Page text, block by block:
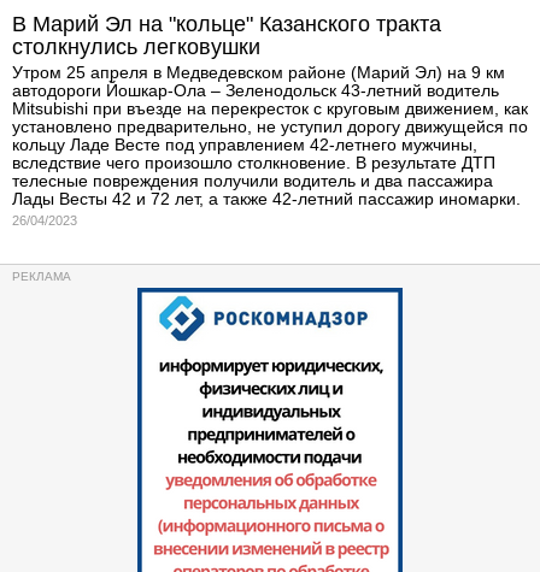
В Марий Эл на "кольце" Казанского тракта
столкнулись легковушки
Утром 25 апреля в Медведевском районе (Марий Эл) на 9 км
автодороги Йошкар-Ола – Зеленодольск 43-летний водитель
Mitsubishi при въезде на перекресток с круговым движением, как
установлено предварительно, не уступил дорогу движущейся по
кольцу Ладе Весте под управлением 42-летнего мужчины,
вследствие чего произошло столкновение. В результате ДТП
телесные повреждения получили водитель и два пассажира
Лады Весты 42 и 72 лет, а также 42-летний пассажир иномарки.
26/04/2023